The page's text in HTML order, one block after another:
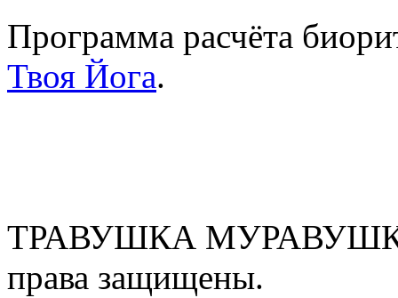
Программа расчёта
Твоя Йога.
ТРАВУШКА
права защищены.